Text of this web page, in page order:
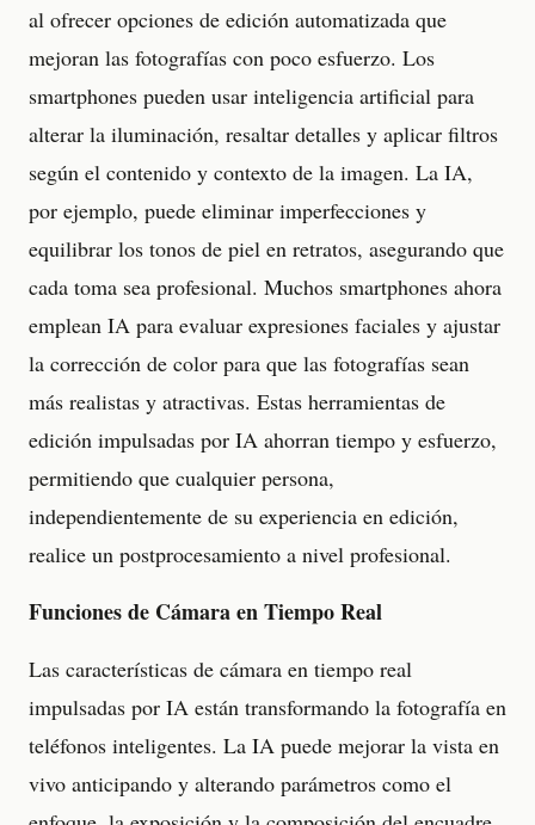
al ofrecer opciones de edición automatizada que
mejoran las fotografías con poco esfuerzo. Los
smartphones pueden usar inteligencia artificial para
alterar la iluminación, resaltar detalles y aplicar filtros
según el contenido y contexto de la imagen. La IA,
por ejemplo, puede eliminar imperfecciones y
equilibrar los tonos de piel en retratos, asegurando que
cada toma sea profesional. Muchos smartphones ahora
emplean IA para evaluar expresiones faciales y ajustar
la corrección de color para que las fotografías sean
más realistas y atractivas. Estas herramientas de
edición impulsadas por IA ahorran tiempo y esfuerzo,
permitiendo que cualquier persona,
independientemente de su experiencia en edición,
realice un postprocesamiento a nivel profesional.
Funciones de Cámara en Tiempo Real
Las características de cámara en tiempo real
impulsadas por IA están transformando la fotografía en
teléfonos inteligentes. La IA puede mejorar la vista en
vivo anticipando y alterando parámetros como el